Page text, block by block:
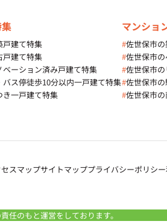
戸建て特集
戸建て特集
ーション済み戸建て特集
ス停徒歩10分以内一戸建て特集
一戸建て特集
マンショ
#佐世保市
#佐世保市
#佐世保市
#佐世保市
#佐世保市
スマップサイトマッププライバシーポリシー
任のもと運営をしております。